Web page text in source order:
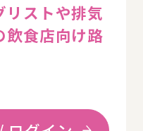
ストや排気
飲食店向け路